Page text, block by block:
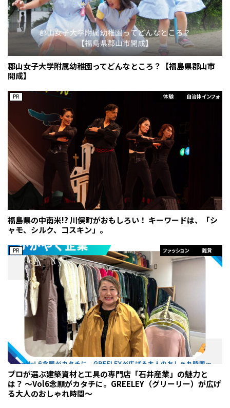
郡山女子大学附属幼稚園ってどんなところ？【福島県郡山市
開成】
体験 自治体インフォ
PR
福島県の中南米!? 川俣町がおもしろい！ キーワードは、「シ
ャモ、シルク、コスキン」。
ファッション 雑貨
PR
プロが選ぶ建築資材と工具の専門店「石井産業」の魅力と
は？ ～Vol6念願がカタチに。GREELEY（グリーリー）が広げ
る大人のおしゃれ時間～